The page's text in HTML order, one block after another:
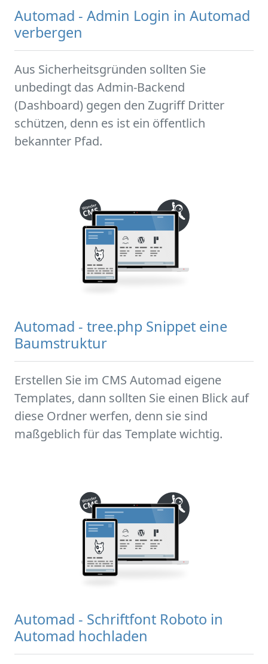
Automad - Admin Login in Automad
verbergen
Aus Sicherheitsgründen sollten Sie
unbedingt das Admin-Backend
(Dashboard) gegen den Zugriff Dritter
schützen, denn es ist ein öffentlich
bekannter Pfad.
Automad - tree.php Snippet eine
Baumstruktur
Erstellen Sie im CMS Automad eigene
Templates, dann sollten Sie einen Blick auf
diese Ordner werfen, denn sie sind
maßgeblich für das Template wichtig.
Automad - Schriftfont Roboto in
Automad hochladen